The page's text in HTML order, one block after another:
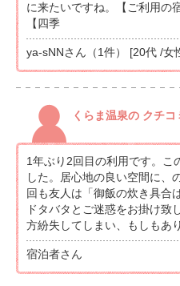
に来たいですね。【ご利用の
【四季
ya-sNNさん（1件） [20代 /女
くらま温泉の クチコ
1年ぶり2回目の利用です。こ
した。居心地の良い空間に、
回も友人は「御飯の炊き具合
ドタバタとご迷惑をお掛け致
方紛失してしまい、もしもあ
宿泊者さん